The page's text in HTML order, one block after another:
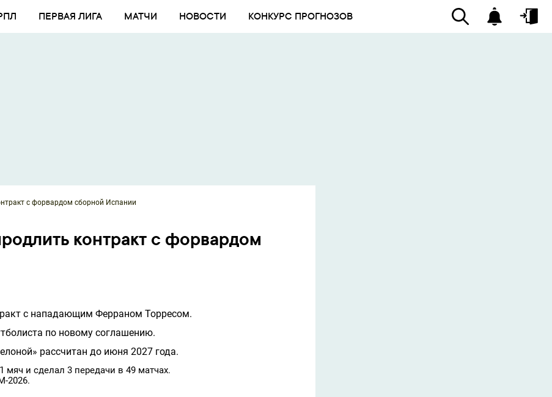
ПЕРВАЯ ЛИГА МАТЧИ НОВОСТИ КОНКУРС ПРОГНОЗОВ
с форвардом сборной Испании
контракт с форвардом
с нападающим Ферраном Торресом.
по новому соглашению.
рассчитан до июня 2027 года.
мяч и сделал 3 передачи в 49 матчах.
2026.